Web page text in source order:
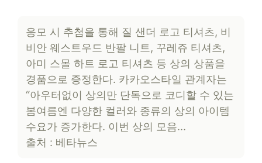
응모 시 추첨을 통해 질 샌더 로고 티셔츠, 비
비안 웨스트우드 반팔 니트, 꾸레쥬 티셔츠,
아미 스몰 하트 로고 티셔츠 등 상의 상품을
경품으로 증정한다. 카카오스타일 관계자는
“아우터없이 상의만 단독으로 코디할 수 있는
봄여름엔 다양한 컬러와 종류의 상의 아이템
수요가 증가한다. 이번 상의 모음…
출처 : 베타뉴스